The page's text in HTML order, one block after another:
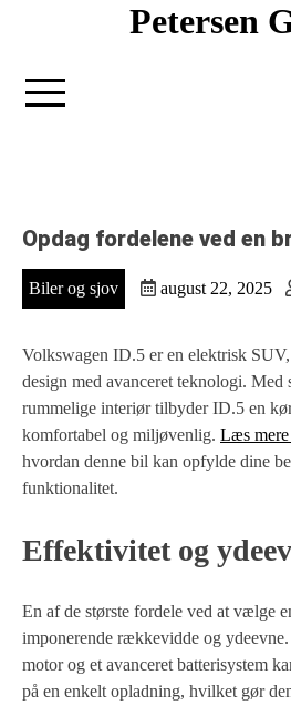
Petersen
Opdag fordelene ved en
Biler og sjov august 22, 2025
Volkswagen ID.5 er en elektrisk
design med avanceret teknologi. Med
rummelige interiør tilbyder ID.5 en
komfortabel og miljøvenlig. Læs
hvordan denne bil kan opfylde dine
funktionalitet.
Effektivitet og
En af de største fordele ved at vælge
imponerende rækkevidde og
motor og et avanceret batterisystem
på en enkelt opladning, hvilket gør